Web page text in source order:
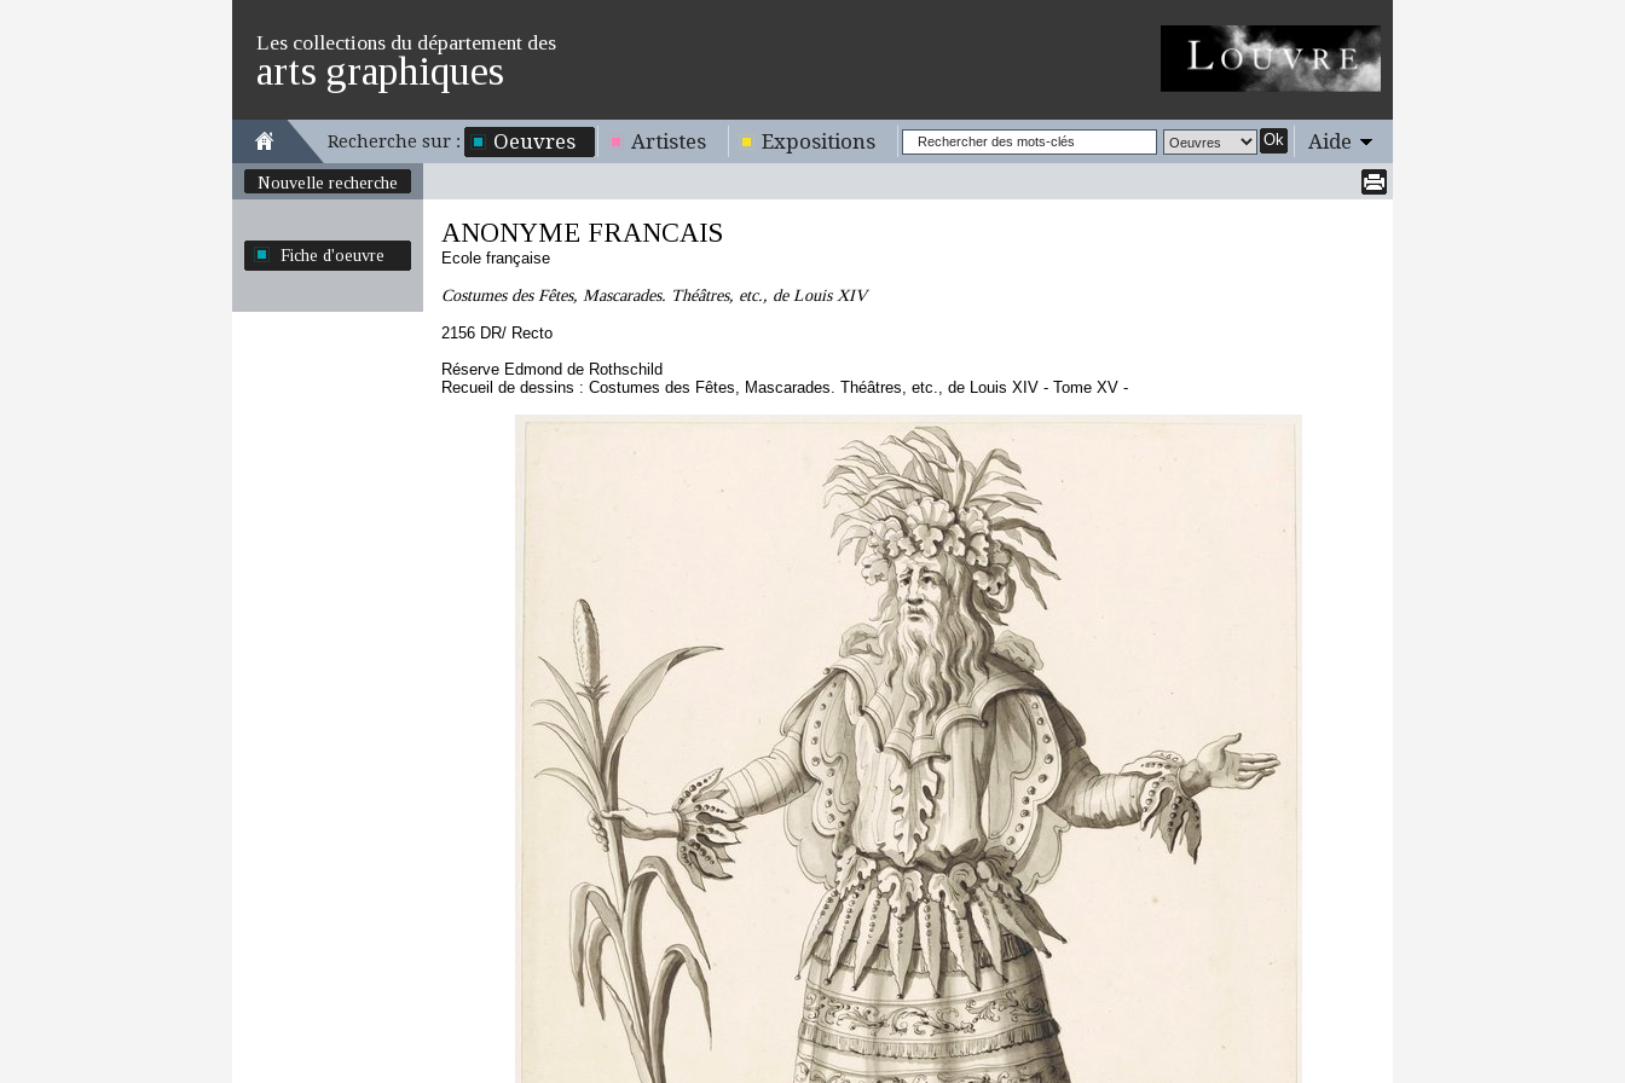
Les collections du département des
arts graphiques
Recherche sur : Oeuvres Artistes Expositions Ok Aide
Nouvelle recherche
Fiche d'oeuvre
ANONYME FRANCAIS
Ecole française
Costumes des Fêtes, Mascarades. Théâtres, etc., de Louis XIV
2156 DR/ Recto
Réserve Edmond de Rothschild
Recueil de dessins : Costumes des Fêtes, Mascarades. Théâtres, etc., de Louis XIV - Tome XV -